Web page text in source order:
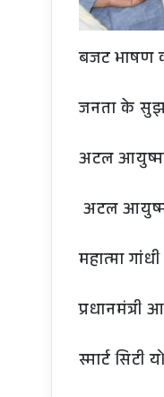
बजट भाषण
जनता के
अटल
अटल
महात्मा
प्रधानमंत्री
स्मार्ट